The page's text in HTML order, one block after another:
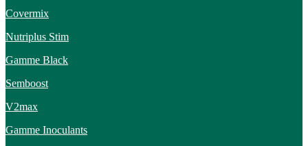
Covermix
Nutriplus Stim
Gamme Black
Semboost
V2max
Gamme Inoculants